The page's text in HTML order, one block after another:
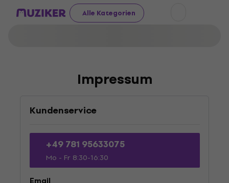
Alle Kategorien
Impressum
Kundenservice
+49 781 95633075
Mo - Fr 8:30-16:30